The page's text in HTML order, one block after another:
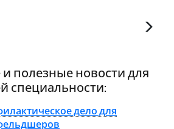
полезные новости для
специальности:
дело для